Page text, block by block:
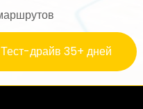
Тест-драйв 35+ дней